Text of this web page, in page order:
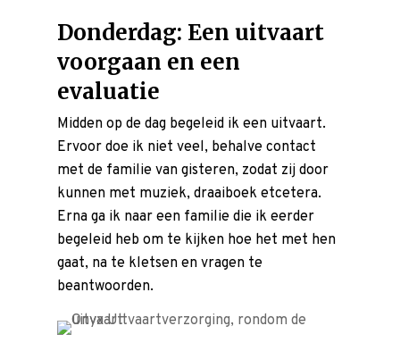
Donderdag: Een uitvaart
voorgaan en een
evaluatie
Midden op de dag begeleid ik een uitvaart.
Ervoor doe ik niet veel, behalve contact
met de familie van gisteren, zodat zij door
kunnen met muziek, draaiboek etcetera.
Erna ga ik naar een familie die ik eerder
begeleid heb om te kijken hoe het met hen
gaat, na te kletsen en vragen te
beantwoorden.